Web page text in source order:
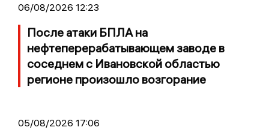
06/08/2026 12:23
После атаки БПЛА на
нефтеперерабатывающем заводе в
соседнем с Ивановской областью
регионе произошло возгорание
05/08/2026 17:06